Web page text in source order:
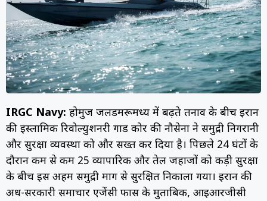
IRGC Navy: होर्मुज जलडमरूमध्य में बढ़ते तनाव के बीच ईरान
की इस्लामिक रिवोल्युशनरी गार्ड कोर की नौसेना ने समुद्री निगरानी
और सुरक्षा व्यवस्था को और सख्त कर दिया है। पिछले 24 घंटों के
दौरान कम से कम 25 व्यापारिक और तेल जहाजों को कड़ी सुरक्षा
के बीच इस अहम समुद्री मार्ग से सुरक्षित निकाला गया। ईरान की
अर्ध-सरकारी समाचार एजेंसी फार्स के मुताबिक, आईआरजीसी